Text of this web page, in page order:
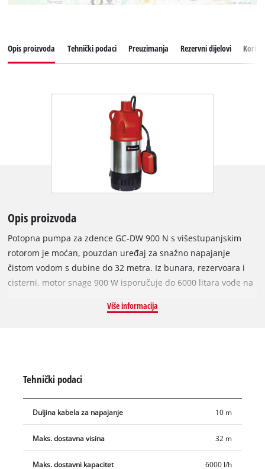
Opis proizvoda Tehnički podaci Preuzimanja Rezervni dijelovi
Opis proizvoda
Potopna pumpa za zdence GC-DW 900 N s višestupanjskim
rotorom je moćan, pouzdan uređaj za snažno napajanje
čistom vodom s dubine do 32 metra. Iz bunara, rezervoara i
cisterni, motor snage 900 W isporučuje do 6000 litara vode na
nehrđajućeg čelika. Čvrsto kućište pumpe GC-DW 900 N
Više informacija
Tehnički podaci
Duljina kabela za napajanje 10 m
Maks. dostavna visina 32 m
Maks. dostavni kapacitet 6000 l/h